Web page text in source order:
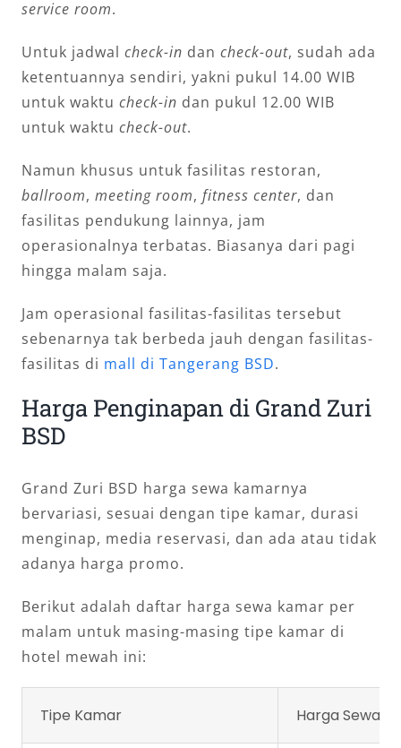
service room.
Untuk jadwal check-in dan check-out, sudah ada
ketentuannya sendiri, yakni pukul 14.00 WIB
untuk waktu check-in dan pukul 12.00 WIB
untuk waktu check-out.
Namun khusus untuk fasilitas restoran,
ballroom, meeting room, fitness center, dan
fasilitas pendukung lainnya, jam
operasionalnya terbatas. Biasanya dari pagi
hingga malam saja.
Jam operasional fasilitas-fasilitas tersebut
sebenarnya tak berbeda jauh dengan fasilitas-
fasilitas di mall di Tangerang BSD.
Harga Penginapan di Grand Zuri
BSD
Grand Zuri BSD harga sewa kamarnya
bervariasi, sesuai dengan tipe kamar, durasi
menginap, media reservasi, dan ada atau tidak
adanya harga promo.
Berikut adalah daftar harga sewa kamar per
malam untuk masing-masing tipe kamar di
hotel mewah ini:
Tipe Kamar Harga Sewa